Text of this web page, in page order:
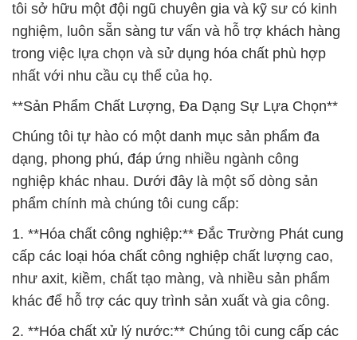
tôi sở hữu một đội ngũ chuyên gia và kỹ sư có kinh
nghiệm, luôn sẵn sàng tư vấn và hỗ trợ khách hàng
trong việc lựa chọn và sử dụng hóa chất phù hợp
nhất với nhu cầu cụ thể của họ.
**Sản Phẩm Chất Lượng, Đa Dạng Sự Lựa Chọn**
Chúng tôi tự hào có một danh mục sản phẩm đa
dạng, phong phú, đáp ứng nhiều ngành công
nghiệp khác nhau. Dưới đây là một số dòng sản
phẩm chính mà chúng tôi cung cấp:
1. **Hóa chất công nghiệp:** Đắc Trường Phát cung
cấp các loại hóa chất công nghiệp chất lượng cao,
như axit, kiềm, chất tạo màng, và nhiều sản phẩm
khác để hỗ trợ các quy trình sản xuất và gia công.
2. **Hóa chất xử lý nước:** Chúng tôi cung cấp các